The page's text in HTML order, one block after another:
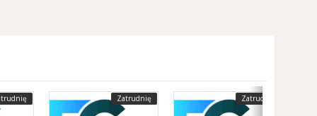
Zatrudnię Zatrudnię